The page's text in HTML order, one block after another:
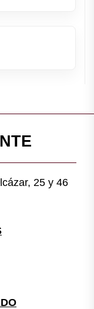
25 y 46